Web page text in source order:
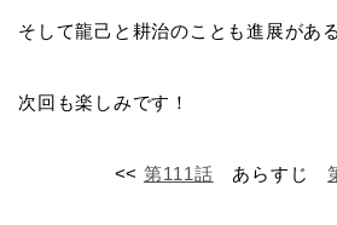
そして龍己と耕治のことも進展があ
次回も楽しみです！
<< 第111話 あらすじ